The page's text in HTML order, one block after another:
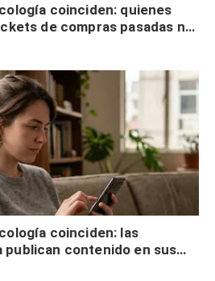
coinciden: quienes
de compras pasadas no
que tienen necesidad de
coinciden: las
publican contenido en sus
buscar validación